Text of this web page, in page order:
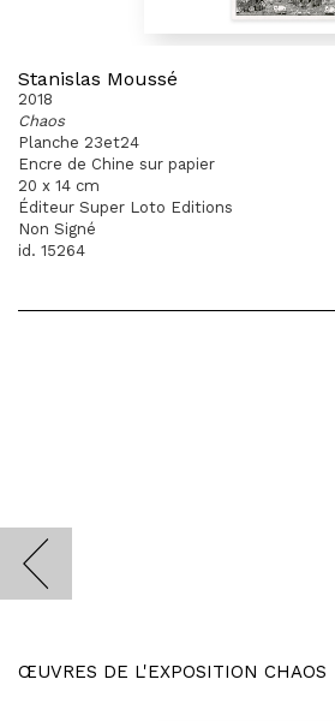
Stanislas Moussé
2018
Chaos
Planche 23et24
Encre de Chine sur papier
20 x 14 cm
Éditeur Super Loto Editions
Non Signé
id. 15264
ŒUVRES DE L'EXPOSITION CHAOS